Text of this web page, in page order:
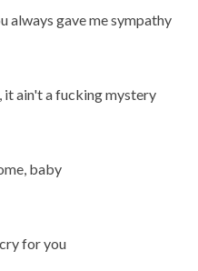
always gave me sympathy
ain't a fucking mystery
baby
for you